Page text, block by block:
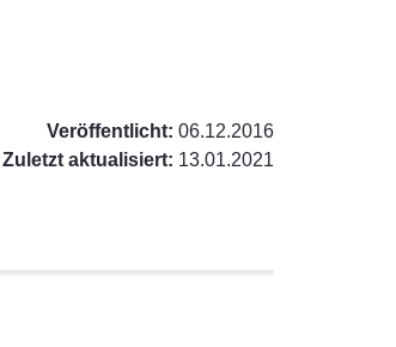
Veröffentlicht: 06.12.2016
Zuletzt aktualisiert: 13.01.2021